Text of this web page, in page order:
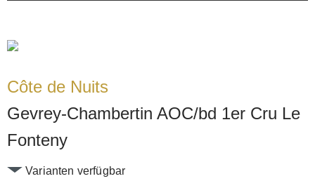
Côte de Nuits
Gevrey-Chambertin AOC/bd 1er Cru Le
Fonteny
Varianten verfügbar